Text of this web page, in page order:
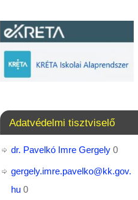
Adatvédelmi tisztviselő
dr. Pavelkó Imre Gergely 0
gergely.imre.pavelko@kk.gov.
hu 0